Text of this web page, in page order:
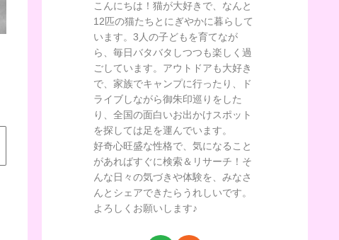
こんにちは！猫が大好きで、なんと
12匹の猫たちとにぎやかに暮らして
います。3人の子どもを育てなが
ら、毎日バタバタしつつも楽しく過
ごしています。アウトドアも大好き
で、家族でキャンプに行ったり、ド
ライブしながら御朱印巡りをした
り、全国の面白いお出かけスポット
を探しては足を運んでいます。
好奇心旺盛な性格で、気になること
があればすぐに検索＆リサーチ！そ
んな日々の気づきや体験を、みなさ
んとシェアできたらうれしいです。
よろしくお願いします♪